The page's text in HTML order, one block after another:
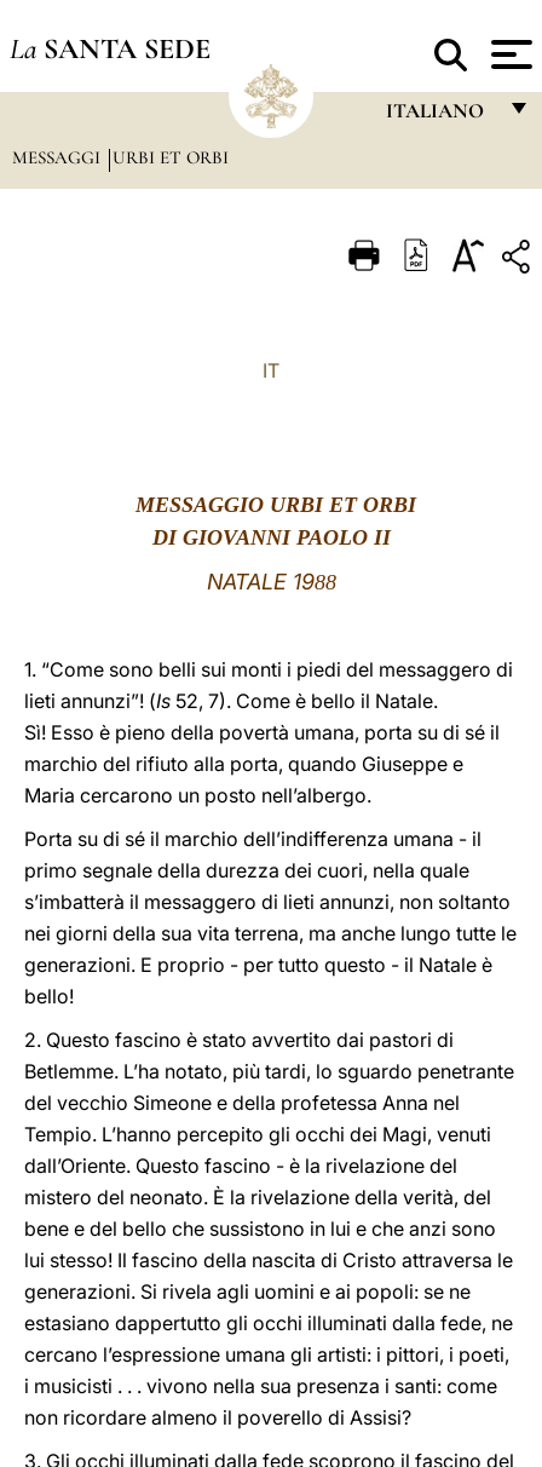
La SANTA SEDE
ITALIANO
ITALIANO
中文
MESSAGGI URBI ET ORBI
IT
MESSAGGIO URBI ET ORBI
DI GIOVANNI PAOLO II
NATALE 1988
1. “Come sono belli sui monti i piedi del messaggero di
lieti annunzi”! (Is 52, 7). Come è bello il Natale.
Sì! Esso è pieno della povertà umana, porta su di sé il
marchio del rifiuto alla porta, quando Giuseppe e
Maria cercarono un posto nell’albergo.
Porta su di sé il marchio dell’indifferenza umana - il
primo segnale della durezza dei cuori, nella quale
s’imbatterà il messaggero di lieti annunzi, non soltanto
nei giorni della sua vita terrena, ma anche lungo tutte le
generazioni. E proprio - per tutto questo - il Natale è
bello!
2. Questo fascino è stato avvertito dai pastori di
Betlemme. L’ha notato, più tardi, lo sguardo penetrante
del vecchio Simeone e della profetessa Anna nel
Tempio. L’hanno percepito gli occhi dei Magi, venuti
dall’Oriente. Questo fascino - è la rivelazione del
mistero del neonato. È la rivelazione della verità, del
bene e del bello che sussistono in lui e che anzi sono
lui stesso! Il fascino della nascita di Cristo attraversa le
generazioni. Si rivela agli uomini e ai popoli: se ne
estasiano dappertutto gli occhi illuminati dalla fede, ne
cercano l’espressione umana gli artisti: i pittori, i poeti,
i musicisti . . . vivono nella sua presenza i santi: come
non ricordare almeno il poverello di Assisi?
3. Gli occhi illuminati dalla fede scoprono il fascino del